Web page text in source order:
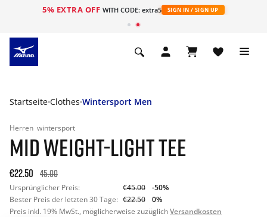
5% EXTRA OFF WITH CODE: extra5 SIGN IN / SIGN UP
Startseite Clothes Wintersport Men
Herren wintersport
MID WEIGHT-LIGHT TEE
€22.50 45.00
Ursprünglicher Preis: €45.00
-50%
Bester Preis der letzten 30 Tage: €22.50
0%
Preis inkl. 19% MwSt., möglicherweise zuzüglichVersandkosten